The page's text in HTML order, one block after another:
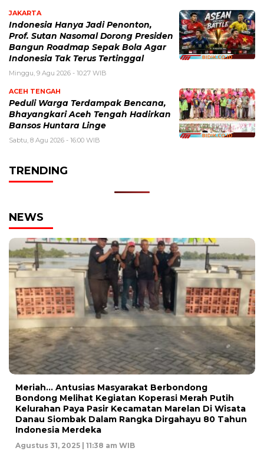
JAKARTA
Indonesia Hanya Jadi Penonton,
Prof. Sutan Nasomal Dorong Presiden
Bangun Roadmap Sepak Bola Agar
Indonesia Tak Terus Tertinggal
Minggu, 9 Agu 2026 - 10:27 WIB
ACEH TENGAH
Peduli Warga Terdampak Bencana,
Bhayangkari Aceh Tengah Hadirkan
Bansos Huntara Linge
Sabtu, 8 Agu 2026 - 16:00 WIB
TRENDING
NEWS
Meriah… Antusias Masyarakat Berbondong
Bondong Melihat Kegiatan Koperasi Merah Putih
Kelurahan Paya Pasir Kecamatan Marelan Di Wisata
Danau Siombak Dalam Rangka Dirgahayu 80 Tahun
Indonesia Merdeka
Agustus 31, 2025 | 11:38 am WIB